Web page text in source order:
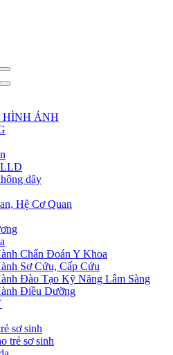
ẢNH
dây
Hệ Cơ Quan
Chẩn Đoán Y Khoa
Sơ Cứu, Cấp Cứu
Đào Tạo Kỹ Năng Lâm Sàng
Điều Dưỡng
sơ sinh
trẻ sơ sinh